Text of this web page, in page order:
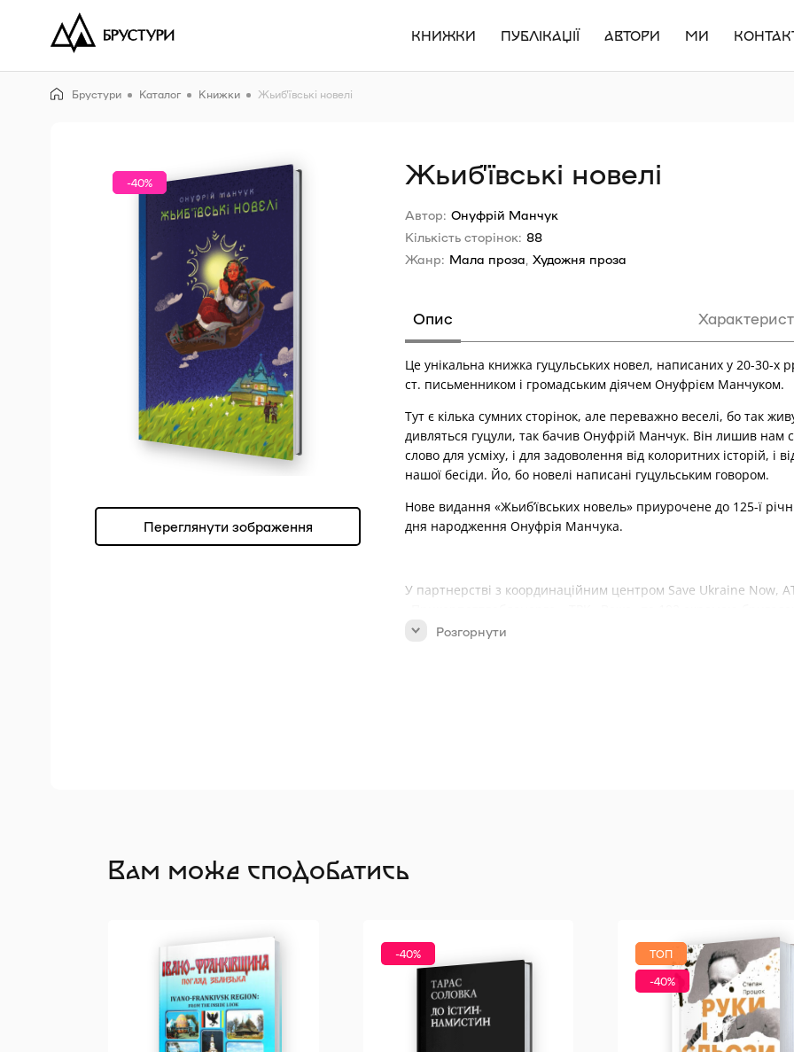
КНИЖКИ ПУБЛІКАЦІЇ АВТОРИ МИ
Брустури Каталог Книжки Жьиб’ївські новелі
-40%
Переглянути зображення
Жьиб’ївські новелі
Автор: Онуфрій Манчук
Кількість сторінок: 88
Жанр: Мала проза Художня проза
Опис
Це унікальна книжка гуцульських новел, написаних у 20-30-х
ст. письменником і громадським діячем Онуфрієм Манчуком.
Тут є кілька сумних сторінок, але переважно веселі, бо так
дивляться гуцули, так бачив Онуфрій Манчук. Він лишив нам
слово для усміху, і для задоволення від колоритних історій, і
нашої бесіди. Йо, бо новелі написані гуцульським говором.
Нове видання «Жьиб’ївських новель» приурочене до 125-ї
дня народження Онуфрія Манчука.
У партнерстві з координаційним центром Save Ukraine Now,
територіальної оборони імені полковника Дмитра Вітовського,
Розгорнути
Вам може сподобатись
-40% ТОП
-40%